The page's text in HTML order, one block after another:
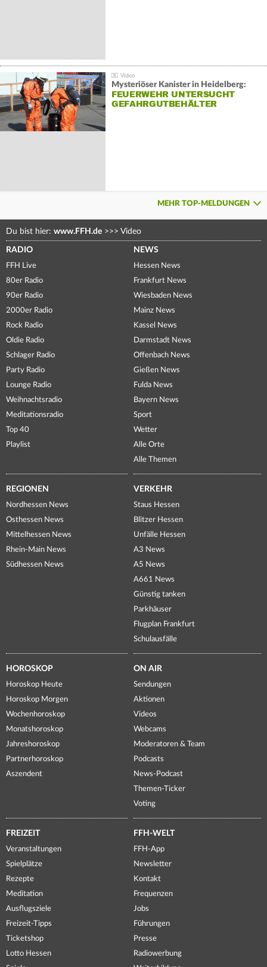
Mysteriöser Kanister in Heidelberg:
FEUERWEHR UNTERSUCHT
GEFAHRGUTBEHÄLTER
MEHR TOP-MELDUNGEN
Du bist hier: www.FFH.de >>> Video
RADIO
FFH Live
80er Radio
90er Radio
2000er Radio
Rock Radio
Oldie Radio
Schlager Radio
Party Radio
Lounge Radio
Weihnachtsradio
Meditationsradio
Top 40
Playlist
NEWS
Hessen News
Frankfurt News
Wiesbaden News
Mainz News
Kassel News
Darmstadt News
Offenbach News
Gießen News
Fulda News
Bayern News
Sport
Wetter
Alle Orte
Alle Themen
REGIONEN
Nordhessen News
Osthessen News
Mittelhessen News
Rhein-Main News
Südhessen News
VERKEHR
Staus Hessen
Blitzer Hessen
Unfälle Hessen
A3 News
A5 News
A661 News
Günstig tanken
Parkhäuser
Flugplan Frankfurt
Schulausfälle
HOROSKOP
Horoskop Heute
Horoskop Morgen
Wochenhoroskop
Monatshoroskop
Jahreshoroskop
Partnerhoroskop
Aszendent
ON AIR
Sendungen
Aktionen
Videos
Webcams
Moderatoren & Team
Podcasts
News-Podcast
Themen-Ticker
Voting
FREIZEIT
Veranstaltungen
Spielplätze
Rezepte
Meditation
Ausflugsziele
Freizeit-Tipps
Ticketshop
Lotto Hessen
FFH-WELT
FFH-App
Newsletter
Kontakt
Frequenzen
Jobs
Führungen
Presse
Radiowerbung